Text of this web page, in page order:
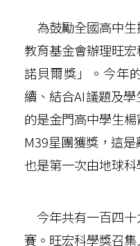
為鼓勵全國高中生
教育基金會辦理旺
諾貝爾獎」。今年
續、結合AI議題及
的是金門高中學生
M39星團獲獎，這
也是第一次由地球科
今年共有一百四十
賽。旺宏科學獎召